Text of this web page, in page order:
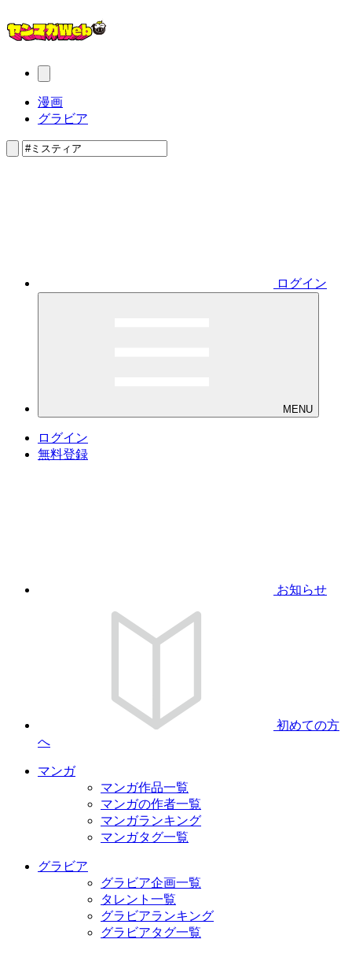
漫画
グラビア
ログイン
MENU
ログイン
無料登録
お知らせ
初めての方
へ
マンガ
マンガ作品一覧
マンガの作者一覧
マンガランキング
マンガタグ一覧
グラビア
グラビア企画一覧
タレント一覧
グラビアランキング
グラビアタグ一覧